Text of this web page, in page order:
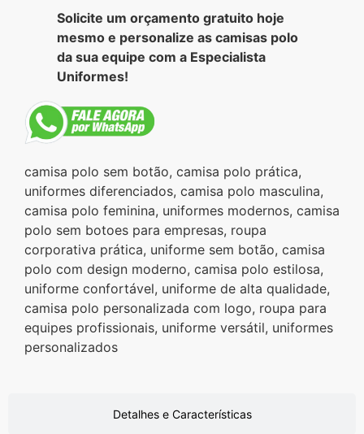
Detalhes e Características
Solicite um orçamento gratuito hoje
mesmo e personalize as camisas polo
da sua equipe com a Especialista
Uniformes!
camisa polo sem botão, camisa polo prática,
uniformes diferenciados, camisa polo masculina,
camisa polo feminina, uniformes modernos, camisa
polo sem botoes para empresas, roupa
corporativa prática, uniforme sem botão, camisa
polo com design moderno, camisa polo estilosa,
uniforme confortável, uniforme de alta qualidade,
camisa polo personalizada com logo, roupa para
equipes profissionais, uniforme versátil, uniformes
personalizados